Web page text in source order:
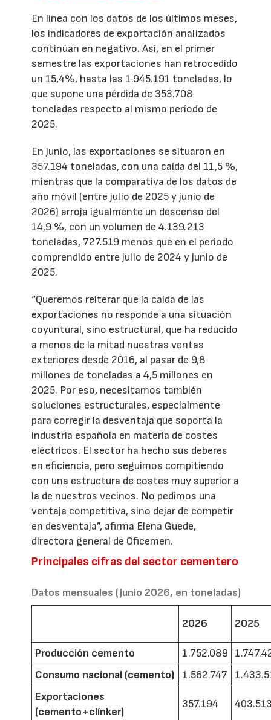
En línea con los datos de los últimos meses,
los indicadores de exportación analizados
continúan en negativo. Así, en el primer
semestre las exportaciones han retrocedido
un 15,4%, hasta las 1.945.191 toneladas, lo
que supone una pérdida de 353.708
toneladas respecto al mismo período de
2025.
En junio, las exportaciones se situaron en
357.194 toneladas, con una caída del 11,5 %,
mientras que la comparativa de los datos de
año móvil (entre julio de 2025 y junio de
2026) arroja igualmente un descenso del
14,9 %, con un volumen de 4.139.213
toneladas, 727.519 menos que en el periodo
comprendido entre julio de 2024 y junio de
2025.
“Queremos reiterar que la caída de las
exportaciones no responde a una situación
coyuntural, sino estructural, que ha reducido
a menos de la mitad nuestras ventas
exteriores desde 2016, al pasar de 9,8
millones de toneladas a 4,5 millones en
2025. Por eso, necesitamos también
soluciones estructurales, especialmente
para corregir la desventaja que soporta la
industria española en materia de costes
eléctricos. El sector ha hecho sus deberes
en eficiencia, pero seguimos compitiendo
con una estructura de costes muy superior a
la de nuestros vecinos. No pedimos una
ventaja competitiva, sino dejar de competir
en desventaja”, afirma Elena Guede,
directora general de Oficemen.
Principales cifras del sector cementero
Datos mensuales (junio 2026, en toneladas)
2026 2025
Producción cemento 1.752.089
Consumo nacional (cemento)
1.562.747
Exportaciones
(cemento+clínker)
357.194